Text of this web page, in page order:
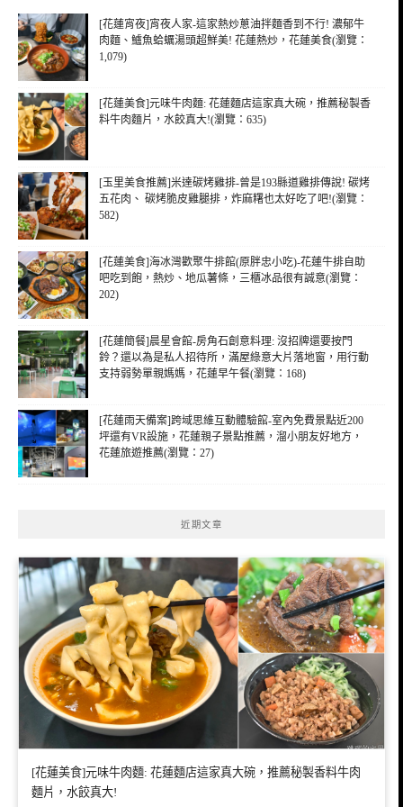
[花蓮宵夜]宵夜人家-這家熱炒蔥油拌麵香到不行! 濃郁牛
肉麵、鱸魚蛤蠣湯頭超鮮美! 花蓮熱炒，花蓮美食(瀏覽：
1,079)
[花蓮美食]元味牛肉麵: 花蓮麵店這家真大碗，推薦秘製香
料牛肉麵片，水餃真大!(瀏覽：635)
[玉里美食推薦]米達碳烤雞排-曾是193縣道雞排傳說! 碳烤
五花肉、 碳烤脆皮雞腿排，炸麻糬也太好吃了吧!(瀏覽：
582)
[花蓮美食]海冰灣歡聚牛排館(原胖忠小吃)-花蓮牛排自助
吧吃到飽，熱炒、地瓜薯條，三櫃冰品很有誠意(瀏覽：
202)
[花蓮簡餐]晨星會館-房角石創意料理: 沒招牌還要按門
鈴？還以為是私人招待所，滿屋綠意大片落地窗，用行動
支持弱勢單親媽媽，花蓮早午餐(瀏覽：168)
[花蓮雨天備案]跨域思維互動體驗館-室內免費景點近200
坪還有VR設施，花蓮親子景點推薦，溜小朋友好地方，
花蓮旅遊推薦(瀏覽：27)
近期文章
[花蓮美食]元味牛肉麵: 花蓮麵店這家真大碗，推薦秘製香料牛肉
麵片，水餃真大!